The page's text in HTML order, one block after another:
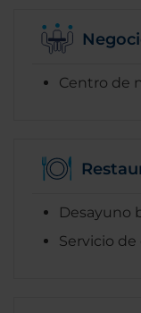
Centro de
Desayuno
Servicio